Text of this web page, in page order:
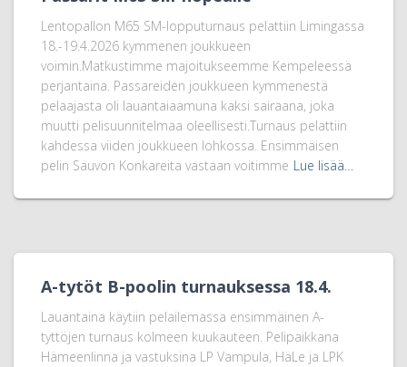
Lentopallon M65 SM-lopputurnaus pelattiin Limingassa
18.-19.4.2026 kymmenen joukkueen
voimin.Matkustimme majoitukseemme Kempeleessä
perjantaina. Passareiden joukkueen kymmenestä
pelaajasta oli lauantaiaamuna kaksi sairaana, joka
muutti pelisuunnitelmaa oleellisesti.Turnaus pelattiin
kahdessa viiden joukkueen lohkossa. Ensimmäisen
pelin Sauvon Konkareita vastaan voitimme Lue lisää…
A-tytöt B-poolin turnauksessa 18.4.
Lauantaina käytiin pelailemassa ensimmäinen A-
tyttöjen turnaus kolmeen kuukauteen. Pelipaikkana
Hämeenlinna ja vastuksina LP Vampula, HäLe ja LPK